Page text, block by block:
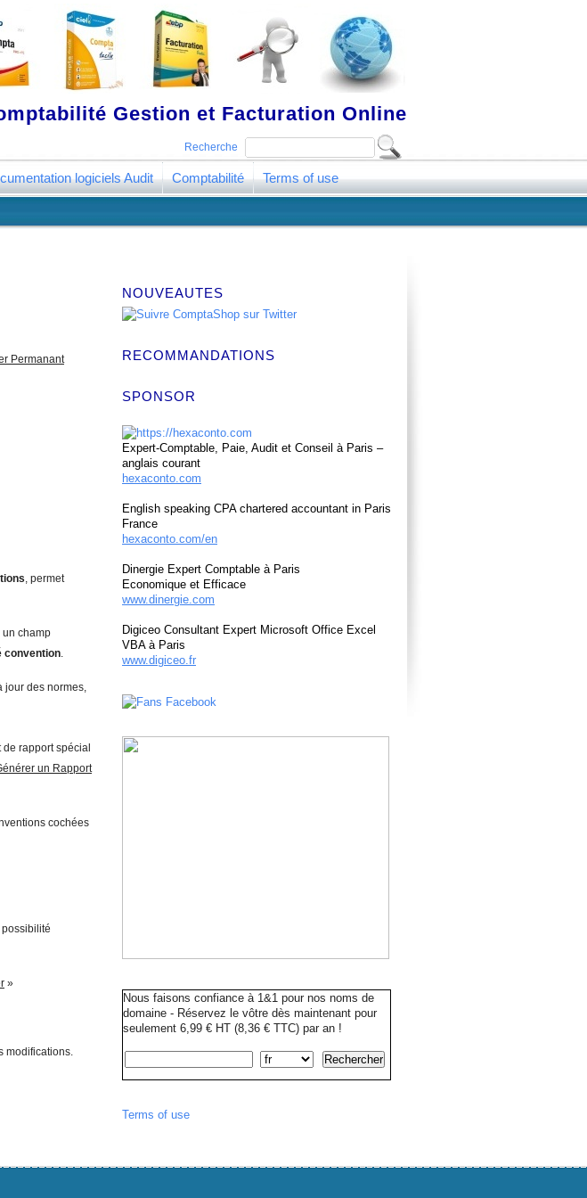
Gestion et Facturation Online
Recherche
logiciels Audit Comptabilité Terms of use
Permanant
, permet
un champ
convention.
jour des normes,
rapport spécial
un Rapport
cochées
»
modifications.
NOUVEAUTES
RECOMMANDATIONS
SPONSOR
Expert-Comptable, Paie, Audit et Conseil à Paris –
anglais courant
hexaconto.com
English speaking CPA chartered accountant in Paris
France
hexaconto.com/en
Dinergie Expert Comptable à Paris
Economique et Efficace
www.dinergie.com
Digiceo Consultant Expert Microsoft Office Excel
VBA à Paris
www.digiceo.fr
Nous faisons confiance à 1&1 pour nos noms de
domaine - Réservez le vôtre dès maintenant pour
seulement 6,99 € HT (8,36 € TTC) par an !
Terms of use